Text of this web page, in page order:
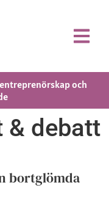
och
& debatt
bortglömda